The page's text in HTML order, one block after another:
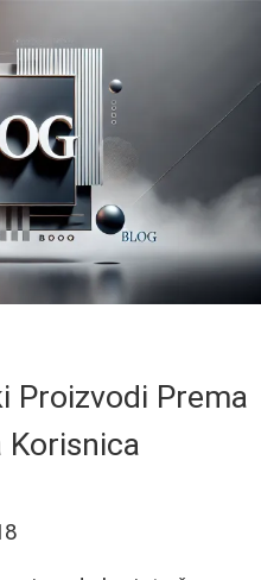
Proizvodi Prema
Korisnica